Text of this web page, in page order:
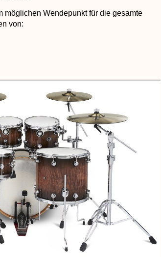
möglichen Wendepunkt für die gesamte
von: